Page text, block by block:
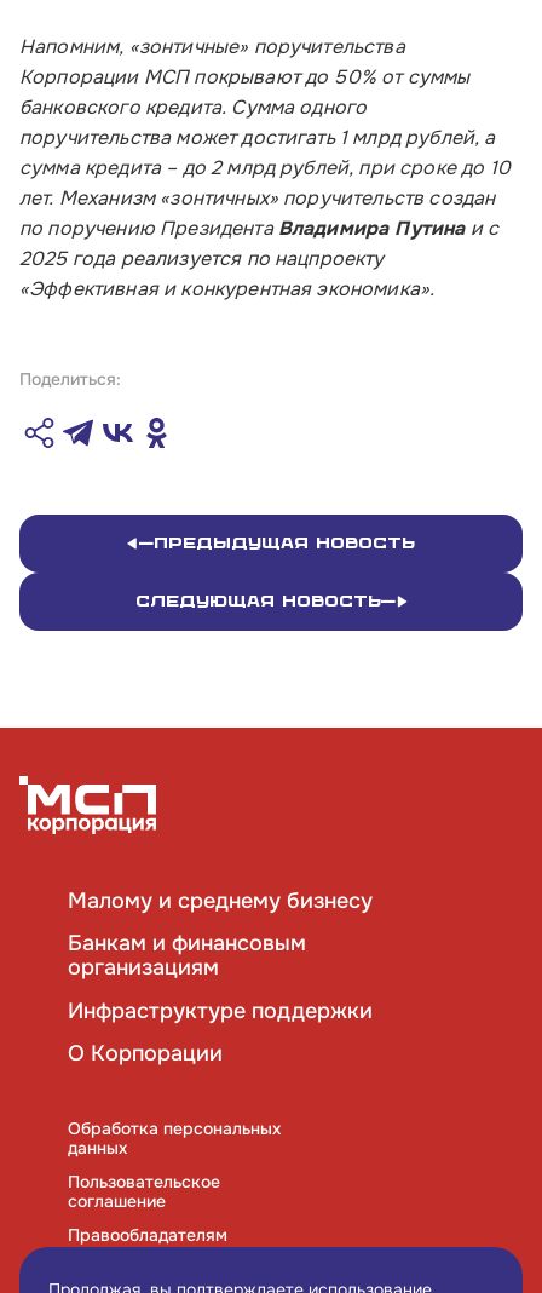
по будням с 10:00 до 19:00
Почтовый адрес:
109012, г. Москва, Славянская площадь, д.4,
стр.1
Обратиться в Корпорацию
Напомним, «зонтичные» поручительства
Корпорации МСП покрывают до 50% от суммы
банковского кредита. Сумма одного
поручительства может достигать 1 млрд рублей, а
сумма кредита – до 2 млрд рублей, при сроке до 10
лет. Механизм «зонтичных» поручительств создан
по поручению ПрезидентаВладимира Путинаи с
2025 года реализуется по нацпроекту
«Эффективная и конкурентная экономика».
Поделиться:
Предыдущая новость
Следующая новость
Малому и среднему бизнесу
Банкам и финансовым
организациям
Инфраструктуре поддержки
О Корпорации
Обработка персональных
данных
Пользовательское
соглашение
Правообладателям
cookies